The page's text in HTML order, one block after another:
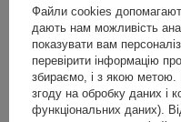
Файли cookies
дають нам можливість
показувати вам
перевірити інформацію
збираємо, і з якою
згоду на обробку даних і
функціональних даних).